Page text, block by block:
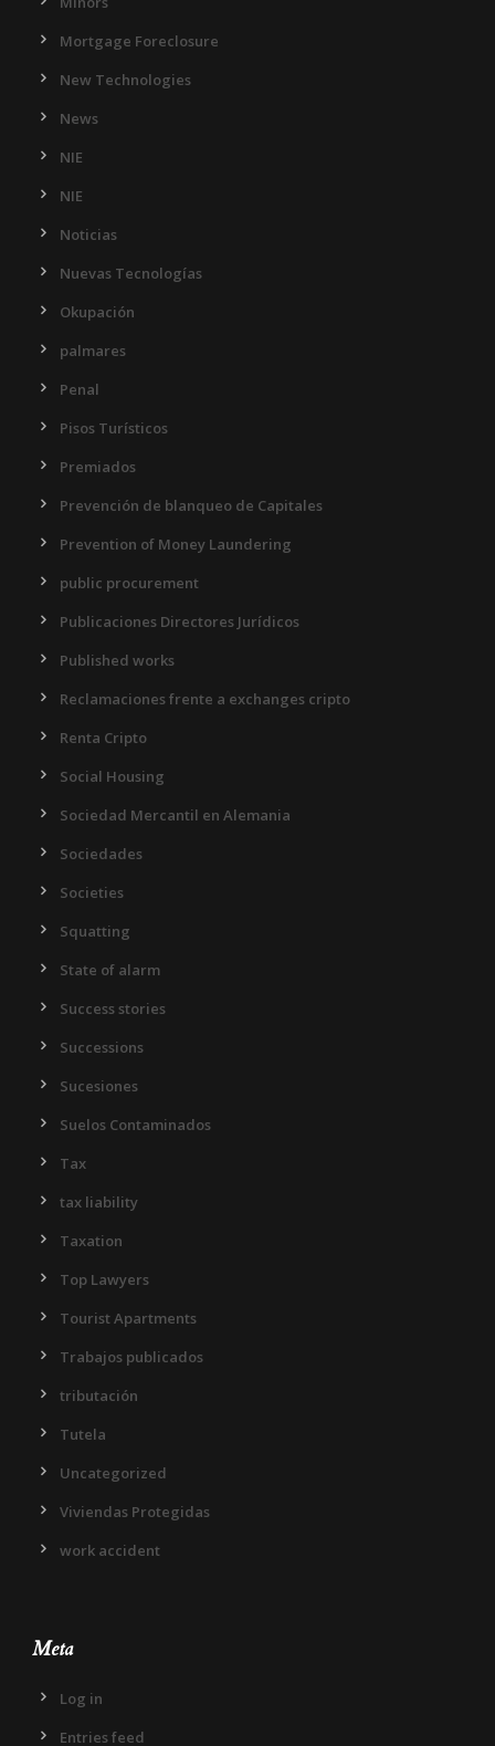
Mortgage Foreclosure
New Technologies
News
NIE
NIE
Noticias
Nuevas Tecnologías
Okupación
palmares
Penal
Pisos Turísticos
Premiados
Prevención de blanqueo de Capitales
Prevention of Money Laundering
public procurement
Publicaciones Directores Jurídicos
Published works
Reclamaciones frente a exchanges cripto
Renta Cripto
Social Housing
Sociedad Mercantil en Alemania
Sociedades
Societies
Squatting
State of alarm
Success stories
Successions
Sucesiones
Suelos Contaminados
Tax
tax liability
Taxation
Top Lawyers
Tourist Apartments
Trabajos publicados
tributación
Tutela
Uncategorized
Viviendas Protegidas
work accident
Meta
Log in
Entries feed